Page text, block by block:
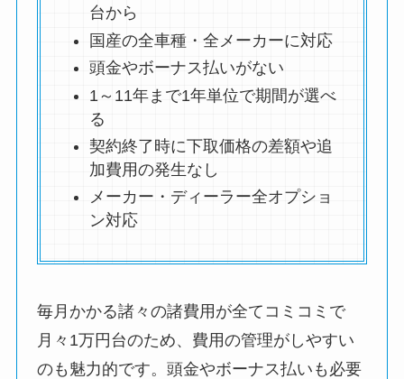
台から
国産の全車種・全メーカーに対応
頭金やボーナス払いがない
1～11年まで1年単位で期間が選べ
る
契約終了時に下取価格の差額や追
加費用の発生なし
メーカー・ディーラー全オプショ
ン対応
毎月かかる諸々の諸費用が全てコミコミで
月々1万円台のため、費用の管理がしやすい
のも魅力的です。頭金やボーナス払いも必要